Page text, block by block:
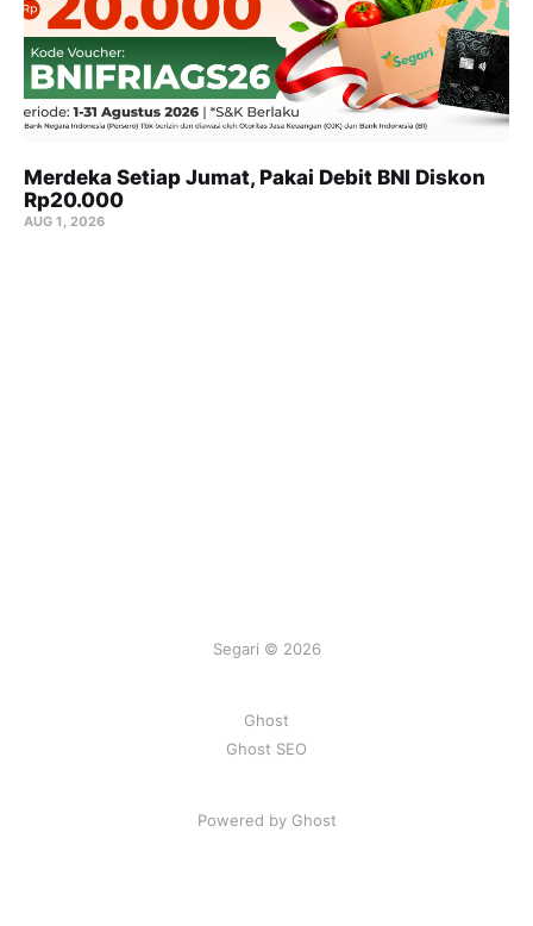
Merdeka Setiap Jumat, Pakai Debit BNI Diskon
Rp20.000
AUG 1, 2026
Segari © 2026
Ghost
Ghost SEO
Powered by Ghost